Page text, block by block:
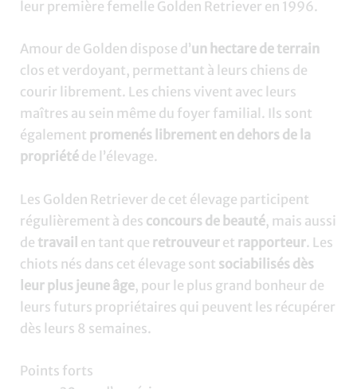
leur première femelle Golden Retriever en 1996.
Amour de Golden dispose d’un hectare de terrain
clos et verdoyant, permettant à leurs chiens de
courir librement. Les chiens vivent avec leurs
maîtres au sein même du foyer familial. Ils sont
également promenés librement en dehors de la
propriété de l’élevage.
Les Golden Retriever de cet élevage participent
régulièrement à des concours de beauté, mais aussi
de travail en tant que retrouveur et rapporteur. Les
chiots nés dans cet élevage sont sociabilisés dès
leur plus jeune âge, pour le plus grand bonheur de
leurs futurs propriétaires qui peuvent les récupérer
dès leurs 8 semaines.
Points forts